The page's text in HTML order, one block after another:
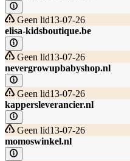
Geen lid13-07-26
elisa-kidsboutique.be
Geen lid13-07-26
nevergrowupbabyshop.nl
Geen lid13-07-26
kappersleverancier.nl
Geen lid13-07-26
momoswinkel.nl